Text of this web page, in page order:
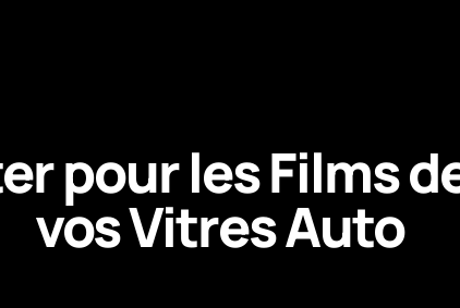
pour les Films
vos Vitres Auto